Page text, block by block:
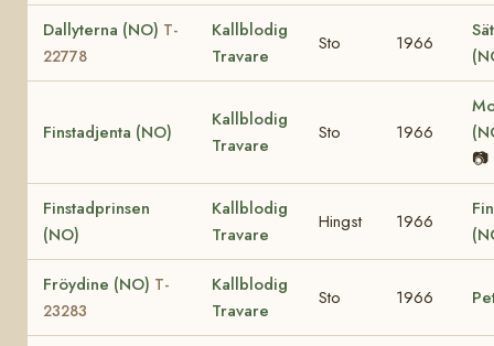
Dallyterna (NO) T-
22778
Kallblodig
Travare
Sto 1966
Finstadjenta (NO)
Kallblodig
Travare
Sto 1966
📷
Finstadprinsen
(NO)
Kallblodig
Travare
Hingst 1966
Fröydine (NO) T-
23283
Kallblodig
Travare
Sto 1966